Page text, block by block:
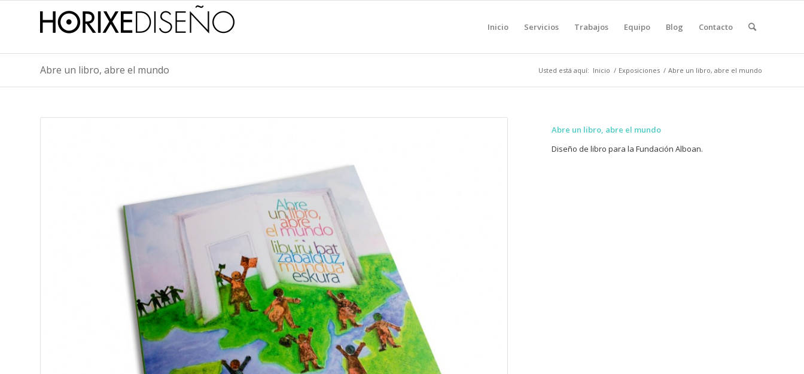
Inicio Servicios Trabajos Equipo Blog Contacto
Abre un libro, abre el mundo Usted está aquí: Inicio / Exposiciones / Abre un libro, abre el mundo
Abre un libro, abre el mundo
Diseño de libro para la Fundación Alboan.